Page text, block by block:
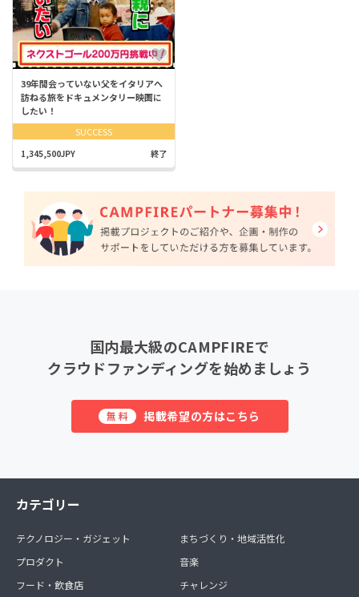
39年間会っていない父をイタリアへ
訪ねる旅をドキュメンタリー映画に
したい！
SUCCESS
1,345,500JPY 終了
国内最大級のCAMPFIREで
クラウドファンディングを始めましょう
無料 掲載希望の方はこちら
カテゴリー
テクノロジー・ガジェット
プロダクト
フード・飲食店
まちづくり・地域活性化
音楽
チャレンジ